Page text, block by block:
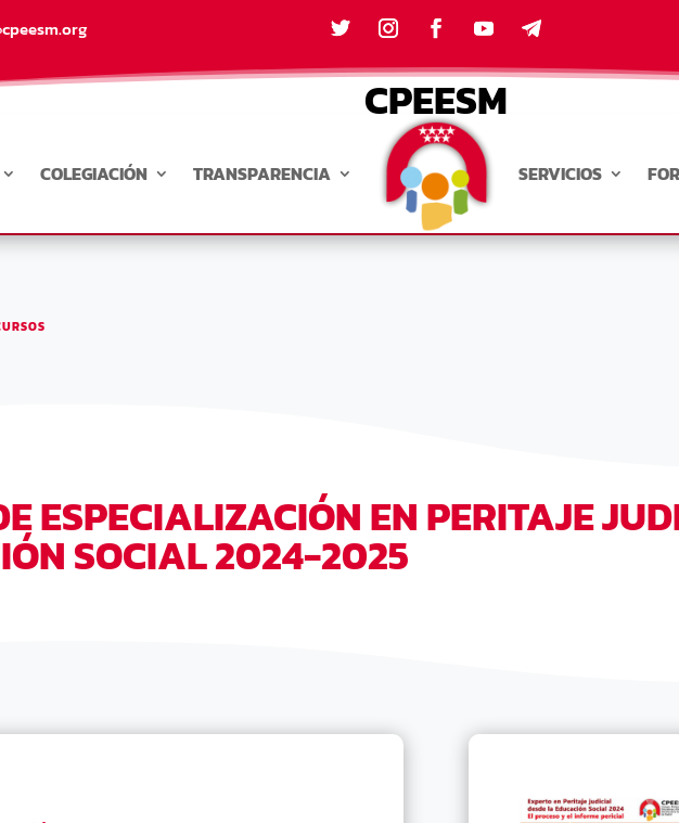
CPEESM
COLEGIACIÓN TRANSPARENCIA SERVICIOS
ESPECIALIZACIÓN EN PERITAJE
SOCIAL 2024-2025